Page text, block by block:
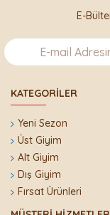
E-
KATEGORILER
Yeni Sezon
Üst Giyim
Alt Giyim
Dış Giyim
Fırsat Ürünleri